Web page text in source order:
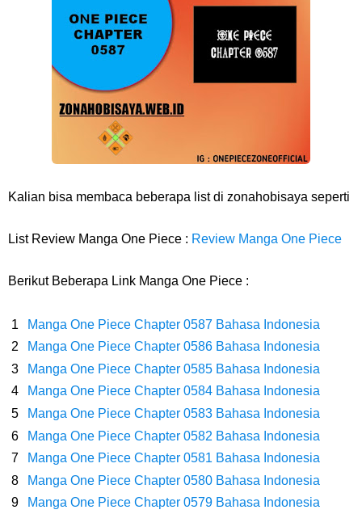
Enaknya Nagih
Arti Bendera Barbados, Negara Kepulauan Yang Terletak Di Kawasan
Karibia
Cara Daftar Danamon Mobile Banking, Mudah Banget Dan Lengkap
Wanita Milik Sanji
7 Klub Pertama Yang Menjuarai Liga Champions, Apa Klub Jagoan
Kamu Termasuk
Arti Bendera Palau, Negara Kepulauan Yang Berada Di Kawasan
Pasifik Barat
Kalian bisa membaca beberapa list di zonahobisaya seperti
List Review Manga One Piece : Review Manga One Piece
Berikut Beberapa Link Manga One Piece :
Manga One Piece Chapter 0587 Bahasa Indonesia
Manga One Piece Chapter 0586 Bahasa Indonesia
Manga One Piece Chapter 0585 Bahasa Indonesia
Manga One Piece Chapter 0584 Bahasa Indonesia
Manga One Piece Chapter 0583 Bahasa Indonesia
Manga One Piece Chapter 0582 Bahasa Indonesia
Manga One Piece Chapter 0581 Bahasa Indonesia
Manga One Piece Chapter 0580 Bahasa Indonesia
Manga One Piece Chapter 0579 Bahasa Indonesia